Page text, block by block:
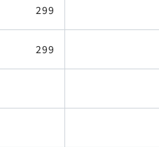
299
299